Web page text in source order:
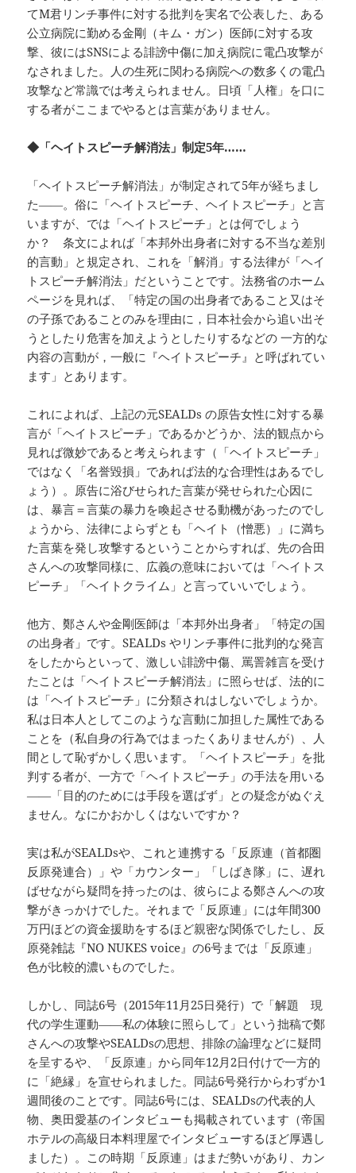
てМ君リンチ事件に対する批判を実名で公表した、ある
公立病院に勤める金剛（キム・ガン）医師に対する攻
撃、彼にはSNSによる誹謗中傷に加え病院に電凸攻撃が
なされました。人の生死に関わる病院への数多くの電凸
攻撃など常識では考えられません。日頃「人権」を口に
する者がここまでやるとは言葉がありません。
◆「ヘイトスピーチ解消法」制定5年……
「ヘイトスピーチ解消法」が制定されて5年が経ちまし
た――。俗に「ヘイトスピーチ、ヘイトスピーチ」と言
いますが、では「ヘイトスピーチ」とは何でしょう
か？ 条文によれば「本邦外出身者に対する不当な差別
的言動」と規定され、これを「解消」する法律が「ヘイ
トスピーチ解消法」だということです。法務省のホーム
ページを見れば、「特定の国の出身者であること又はそ
の子孫であることのみを理由に，日本社会から追い出そ
うとしたり危害を加えようとしたりするなどの 一方的な
内容の言動が，一般に『ヘイトスピーチ』と呼ばれてい
ます」とあります。
これによれば、上記の元SEALDs の原告女性に対する暴
言が「ヘイトスピーチ」であるかどうか、法的観点から
見れば微妙であると考えられます（「ヘイトスピーチ」
ではなく「名誉毀損」であれば法的な合理性はあるでし
ょう）。原告に浴びせられた言葉が発せられた心因に
は、暴言＝言葉の暴力を喚起させる動機があったのでし
ょうから、法律によらずとも「ヘイト（憎悪）」に満ち
た言葉を発し攻撃するということからすれば、先の合田
さんへの攻撃同様に、広義の意味においては「ヘイトス
ピーチ」「ヘイトクライム」と言っていいでしょう。
他方、鄭さんや金剛医師は「本邦外出身者」「特定の国
の出身者」です。SEALDs やリンチ事件に批判的な発言
をしたからといって、激しい誹謗中傷、罵詈雑言を受け
たことは「ヘイトスピーチ解消法」に照らせば、法的に
は「ヘイトスピーチ」に分類されはしないでしょうか。
私は日本人としてこのような言動に加担した属性である
ことを（私自身の行為ではまったくありませんが）、人
間として恥ずかしく思います。「ヘイトスピーチ」を批
判する者が、一方で「ヘイトスピーチ」の手法を用いる
――「目的のためには手段を選ばず」との疑念がぬぐえ
ません。なにかおかしくはないですか？
実は私がSEALDsや、これと連携する「反原連（首都圏
反原発連合）」や「カウンター」「しばき隊」に、遅れ
ばせながら疑問を持ったのは、彼らによる鄭さんへの攻
撃がきっかけでした。それまで「反原連」には年間300
万円ほどの資金援助をするほど親密な関係でしたし、反
原発雑誌『NO NUKES voice』の6号までは「反原連」
色が比較的濃いものでした。
しかし、同誌6号（2015年11月25日発行）で「解題 現
代の学生運動――私の体験に照らして」という拙稿で鄭
さんへの攻撃やSEALDsの思想、排除の論理などに疑問
を呈するや、「反原連」から同年12月2日付けで一方的
に「絶縁」を宣せられました。同誌6号発行からわずか1
週間後のことです。同誌6号には、SEALDsの代表的人
物、奥田愛基のインタビューも掲載されています（帝国
ホテルの高級日本料理屋でインタビューするほど厚遇し
ました）。この時期「反原連」はまだ勢いがあり、カン